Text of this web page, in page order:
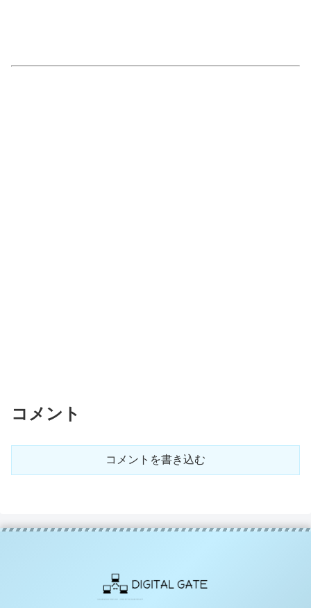
コメント
コメントを書き込む